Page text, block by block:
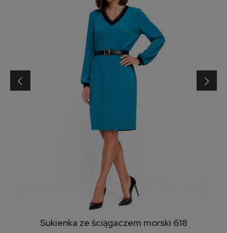
Sukienka ze ściągaczem morski 618
‹ ›